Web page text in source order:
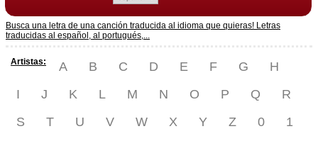
Busca una letra de una canción traducida al idioma que quieras! Letras
traducidas al español, al portugués,...
Artistas: A B C D E F G
H
I
J K L M N O P Q
R
S
T U V W X Y Z 0
1